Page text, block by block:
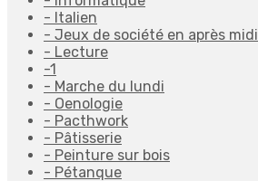
- Italien
- Jeux de société en après midi
- Lecture
-1
- Marche du lundi
- Oenologie
- Pacthwork
- Pâtisserie
- Peinture sur bois
- Pétanque